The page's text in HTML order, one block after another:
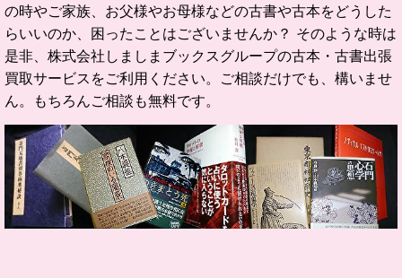
の時やご家族、お父様やお母様などの古書や古本をどうした
らいいのか、困ったことはございませんか？ そのような時は
是非、株式会社しましまブックスグループの古本・古書出張
買取サービスをご利用ください。ご相談だけでも、構いませ
ん。もちろんご相談も無料です。